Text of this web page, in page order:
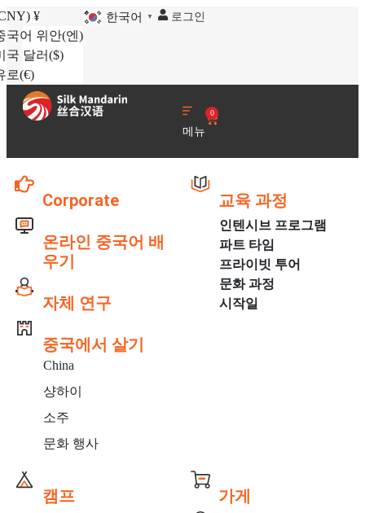
¥
국어 위안(엔)
국 달러($)
로(€)
한국어 ▼ 로그인
메뉴
0
Corporate
온라인 중국어 배
우기
자체 연구
중국에서 살기
China
샹하이
소주
문화 행사
교육 과정
인텐시브 프로그램
파트 타임
프라이빗 투어
문화 과정
시작일
캠프 가게